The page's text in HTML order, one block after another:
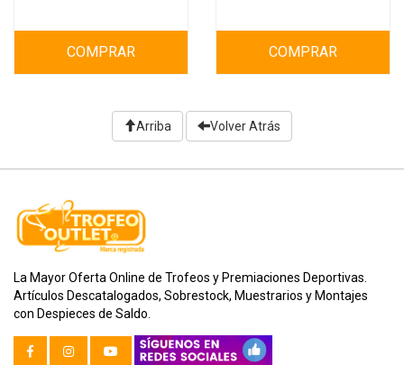
COMPRAR COMPRAR
Arriba Volver Atrás
La Mayor Oferta Online de Trofeos y Premiaciones Deportivas.
Artículos Descatalogados, Sobrestock, Muestrarios y Montajes
con Despieces de Saldo.